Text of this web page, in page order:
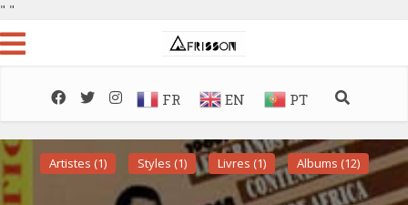
" "
FR EN PT
Artistes (1) Styles (1) Livres (1) Albums (12)